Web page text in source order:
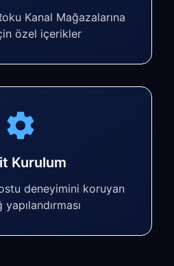
Kanal Mağazalarına
özel içerikler
Kurulum
deneyimini koruyan